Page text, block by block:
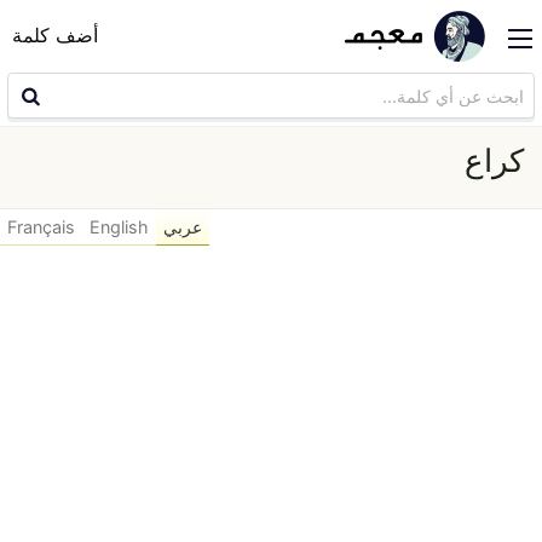
أضف كلمة
كراع
عربي English
Français